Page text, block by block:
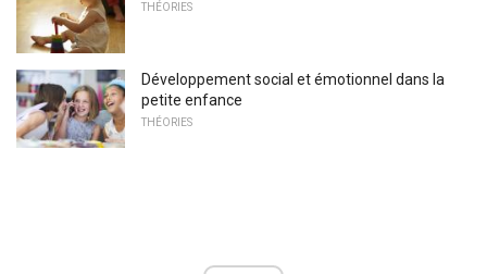
THÉORIES
Développement social et émotionnel dans la
petite enfance
THÉORIES